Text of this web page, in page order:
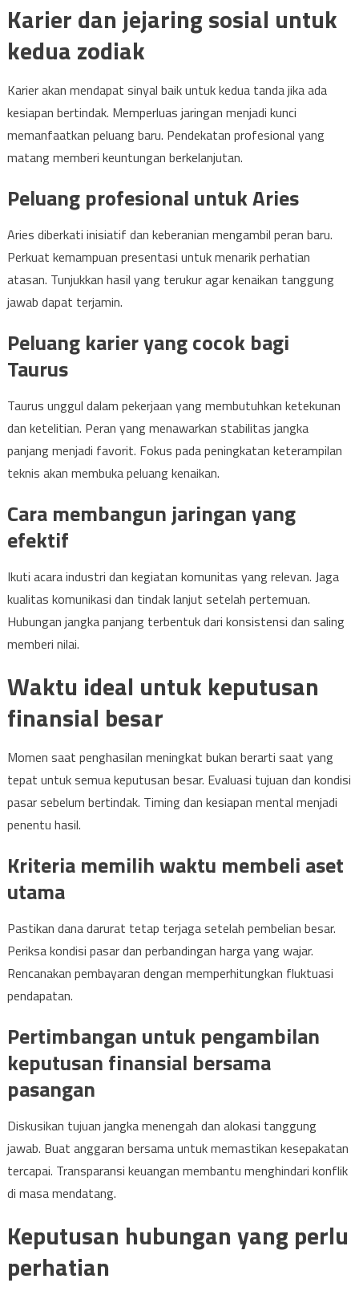
Karier dan jejaring sosial untuk
kedua zodiak
Karier akan mendapat sinyal baik untuk kedua tanda jika ada
kesiapan bertindak. Memperluas jaringan menjadi kunci
memanfaatkan peluang baru. Pendekatan profesional yang
matang memberi keuntungan berkelanjutan.
Peluang profesional untuk Aries
Aries diberkati inisiatif dan keberanian mengambil peran baru.
Perkuat kemampuan presentasi untuk menarik perhatian
atasan. Tunjukkan hasil yang terukur agar kenaikan tanggung
jawab dapat terjamin.
Peluang karier yang cocok bagi
Taurus
Taurus unggul dalam pekerjaan yang membutuhkan ketekunan
dan ketelitian. Peran yang menawarkan stabilitas jangka
panjang menjadi favorit. Fokus pada peningkatan keterampilan
teknis akan membuka peluang kenaikan.
Cara membangun jaringan yang
efektif
Ikuti acara industri dan kegiatan komunitas yang relevan. Jaga
kualitas komunikasi dan tindak lanjut setelah pertemuan.
Hubungan jangka panjang terbentuk dari konsistensi dan saling
memberi nilai.
Waktu ideal untuk keputusan
finansial besar
Momen saat penghasilan meningkat bukan berarti saat yang
tepat untuk semua keputusan besar. Evaluasi tujuan dan kondisi
pasar sebelum bertindak. Timing dan kesiapan mental menjadi
penentu hasil.
Kriteria memilih waktu membeli aset
utama
Pastikan dana darurat tetap terjaga setelah pembelian besar.
Periksa kondisi pasar dan perbandingan harga yang wajar.
Rencanakan pembayaran dengan memperhitungkan fluktuasi
pendapatan.
Pertimbangan untuk pengambilan
keputusan finansial bersama
pasangan
Diskusikan tujuan jangka menengah dan alokasi tanggung
jawab. Buat anggaran bersama untuk memastikan kesepakatan
tercapai. Transparansi keuangan membantu menghindari konflik
di masa mendatang.
Keputusan hubungan yang perlu
perhatian